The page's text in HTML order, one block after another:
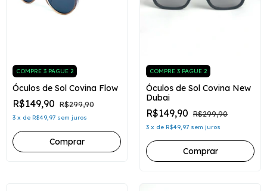
COMPRE 3 PAGUE 2
Óculos de Sol Covina Flow
R$149,90 R$299,90
3 x de R$49,97 sem juros
Comprar
COMPRE 3 PAGUE 2
Óculos de Sol Covina New
Dubai
R$149,90 R$299,90
3 x de R$49,97 sem juros
Comprar